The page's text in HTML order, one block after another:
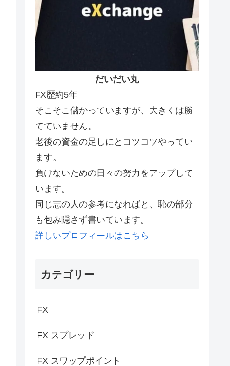
だいだい丸
FX歴約5年
そこそこ儲かっていますが、大きくは勝
てていません。
老後の資金の足しにとコツコツやってい
ます。
負けないための日々の努力をアップして
います。
同じ志の人の参考になればと、恥の部分
も包み隠さず書いています。
詳しいプロフィールはこちら
カテゴリー
FX
FX スプレッド
FX スワップポイント